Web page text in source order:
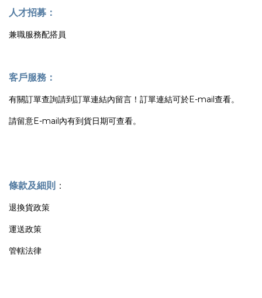
人才招募：
兼職服務配搭員
客戶服務：
有關訂單查詢請到訂單連結內留言！訂單連結可於E-mail查看。
請留意E-mail內有到貨日期可查看。
條款及細則 ：
退換貨政策
運送政策
管轄法律